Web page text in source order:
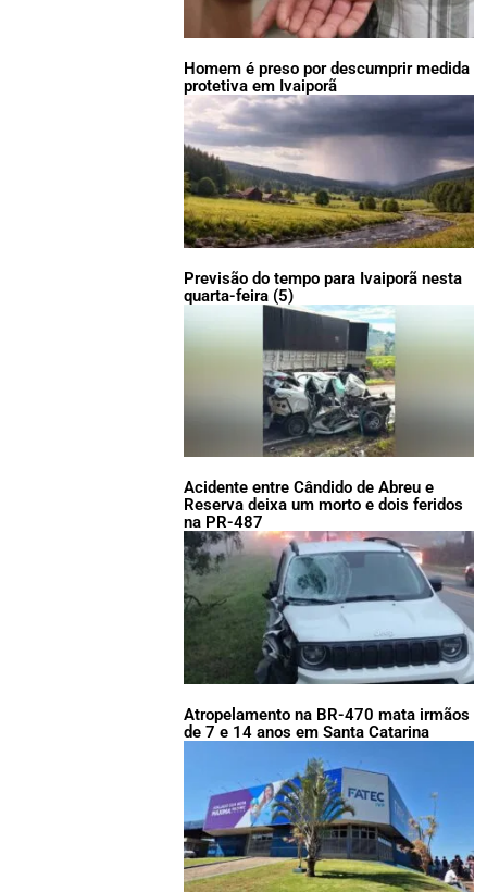
Homem é preso por descumprir medida
protetiva em Ivaiporã
Previsão do tempo para Ivaiporã nesta
quarta-feira (5)
Acidente entre Cândido de Abreu e
Reserva deixa um morto e dois feridos
na PR-487
Atropelamento na BR-470 mata irmãos
de 7 e 14 anos em Santa Catarina